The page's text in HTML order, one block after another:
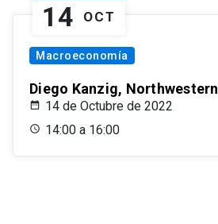
14 OCT
Macroeconomía
Diego Kanzig, Northwestern
14 de Octubre de 2022
14:00 a 16:00